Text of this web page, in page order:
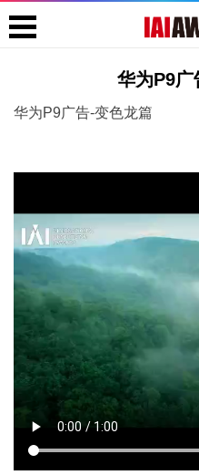
华为P9广
华为P9广告-变色龙篇